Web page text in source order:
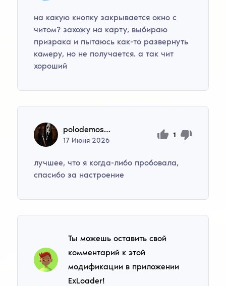
на какую кнопку закрывается окно с
читом? захожу на карту, выбираю
призрака и пытаюсь как-то развернуть
камеру, но не получается. а так чит
хороший
polodemosca10
17 Июня 2026
1
лучшее, что я когда-либо пробовала,
спасибо за настроение
Ты можешь оставить свой
комментарий к этой
модификации в приложении
ExLoader!